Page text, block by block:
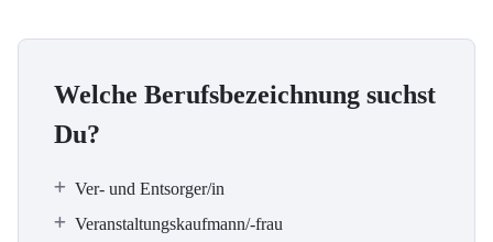
Welche Berufsbezeichnung suchst
Du?
Ver- und Entsorger/in
Veranstaltungskaufmann/-frau